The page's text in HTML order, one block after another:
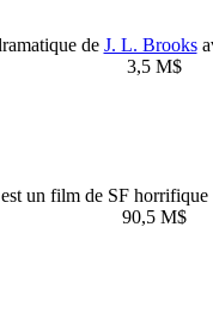
de J. L. Brooks
3,5 M$
est un film de SF
90,5 M$